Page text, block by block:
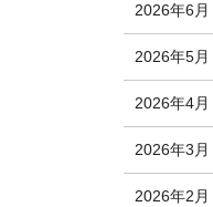
2026年6月
2026年5月
2026年4月
2026年3月
2026年2月